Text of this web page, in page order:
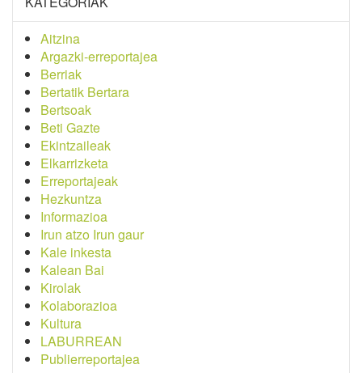
Aitzina
Argazki-erreportajea
Berriak
Bertatik Bertara
Bertsoak
Beti Gazte
Ekintzaileak
Elkarrizketa
Erreportajeak
Hezkuntza
Informazioa
Irun atzo Irun gaur
Kale inkesta
Kalean Bai
Kirolak
Kolaborazioa
Kultura
LABURREAN
Publierreportajea